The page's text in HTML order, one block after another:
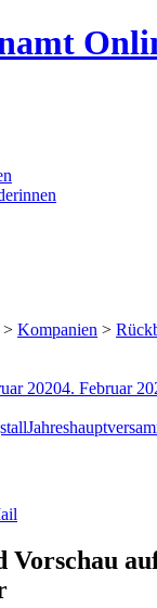
> Kompanien >
20204. Februar